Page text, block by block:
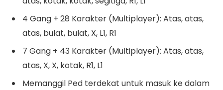
4 Gang + 28 Karakter (Multiplayer): Atas, atas,
atas, bulat, bulat, X, L1, R1
7 Gang + 43 Karakter (Multiplayer): Atas, atas,
atas, X, X, kotak, R1, L1
Memanggil Ped terdekat untuk masuk ke dalam